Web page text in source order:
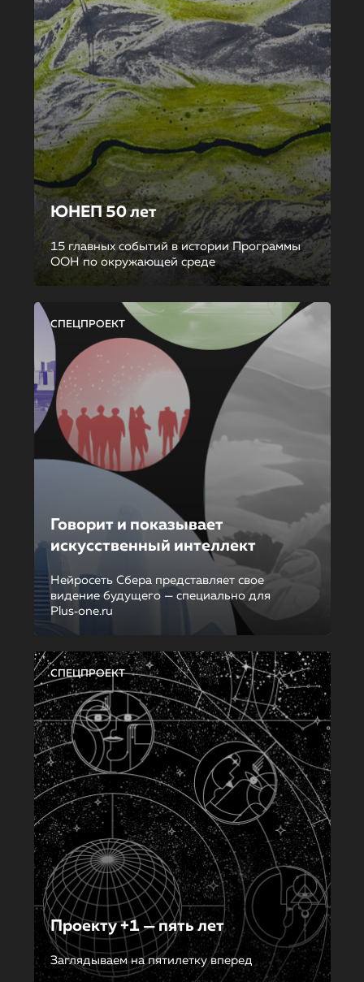
ЮНЕП 50 лет
15 главных событий в истории Программы
ООН по окружающей среде
СПЕЦПРОЕКТ
Говорит и показывает
искусственный интеллект
Нейросеть Сбера представляет свое
видение будущего — специально для
Plus‑one.ru
СПЕЦПРОЕКТ
Проекту +1 — пять лет
Заглядываем на пятилетку вперед